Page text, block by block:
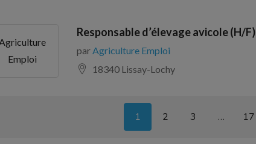
Emploi
Responsable d’élevage avicole (H/F)
par Agriculture Emploi
18340 Lissay-Lochy
1 2 3 … 17